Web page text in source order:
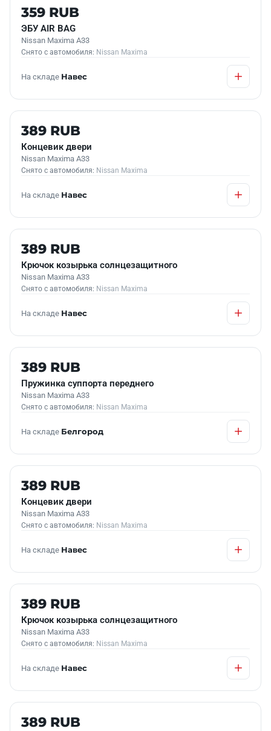
Б/У В НАЛИЧИИ
359 RUB
ЭБУ АIR BAG
Nissan Maxima A33
Снято с автомобиля: Nissan Maxima
На складе Навес
Б/У В НАЛИЧИИ
389 RUB
Концевик двери
Nissan Maxima A33
Снято с автомобиля: Nissan Maxima
На складе Навес
Б/У В НАЛИЧИИ
389 RUB
Крючок козырька солнцезащитного
Nissan Maxima A33
Снято с автомобиля: Nissan Maxima
На складе Навес
Б/У В НАЛИЧИИ
389 RUB
Пружинка суппорта переднего
Nissan Maxima A33
Снято с автомобиля: Nissan Maxima
На складе Белгород
Б/У В НАЛИЧИИ
389 RUB
Концевик двери
Nissan Maxima A33
Снято с автомобиля: Nissan Maxima
На складе Навес
Б/У В НАЛИЧИИ
389 RUB
Крючок козырька солнцезащитного
Nissan Maxima A33
Снято с автомобиля: Nissan Maxima
На складе Навес
Б/У В НАЛИЧИИ
389 RUB